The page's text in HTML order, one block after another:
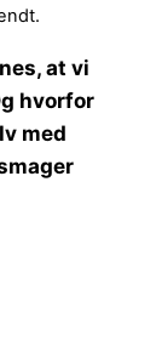
at vi
hvorfor
med